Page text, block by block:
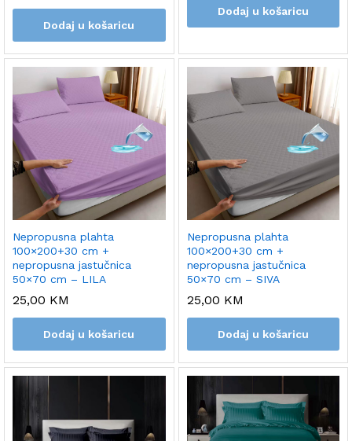
Dodaj u košaricu
Dodaj u košaricu
Nepropusna plahta
100×200+30 cm +
nepropusna jastučnica
50×70 cm – LILA
25,00 KM
Dodaj u košaricu
Nepropusna plahta
100×200+30 cm +
nepropusna jastučnica
50×70 cm – SIVA
25,00 KM
Dodaj u košaricu